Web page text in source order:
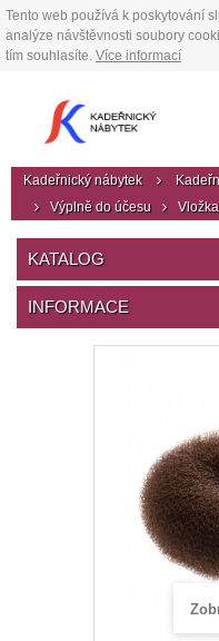
Tento web používá k poskytování
analýze návštěvnosti soubory
tím souhlasíte. Více informací
Kadeřnický nábytek
Výplně do účesu
KATALOG
INFORMACE